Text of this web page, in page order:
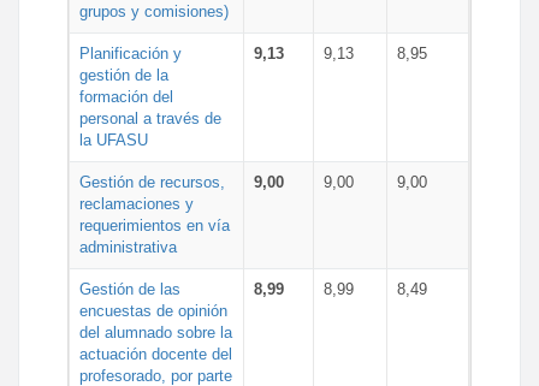
grupos y comisiones)
Planificación y
gestión de la
formación del
personal a través de
la UFASU
9,13 9,13 8,95
Gestión de recursos,
reclamaciones y
requerimientos en vía
administrativa
9,00 9,00 9,00
Gestión de las
encuestas de opinión
del alumnado sobre la
actuación docente del
profesorado, por parte
8,99 8,99 8,49